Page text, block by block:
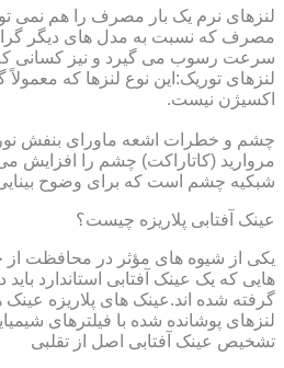
لنزهای نرم یک بار مصرف را هم نمی
مصرف که نسبت به مدل های دیگر گران
سرعت رسوب می گیرد و نیز کسانی که
لنزهای توریک:این نوع لنزها که
اکسیژن نیست.
مروارید (کاتاراکت) چشم را افزایش
شبکیه چشم است که برای وضوح
عینک آفتابی پلاریزه چیست؟
یکی از شیوه های مؤثر در محافظت از
گرفته شده اند.عینک های پلاریزه
لنزهای پوشانده شده با فیلترهای
تشخیص عینک آفتابی اصل از تقلبی